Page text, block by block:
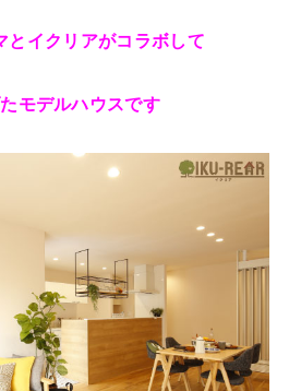
とイクリアがコラボして
モデルハウスです